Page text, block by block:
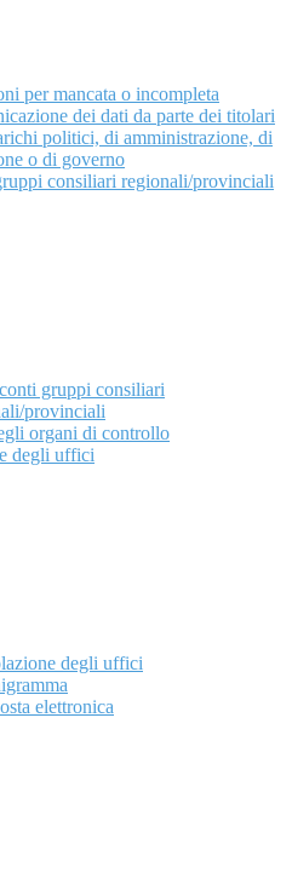
per mancata o incompleta
dei dati da parte dei titolari
politici, di amministrazione, di
o di governo
consiliari regionali/provinciali
gruppi consiliari
provinciali
organi di controllo
degli uffici
degli uffici
elettronica